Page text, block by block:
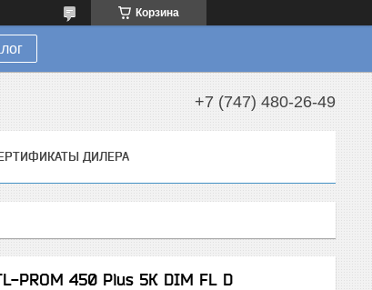
Корзина
+7 (747) 480-26-49
ДИЛЕРА
PROM 450 Plus 5К DIM FL D